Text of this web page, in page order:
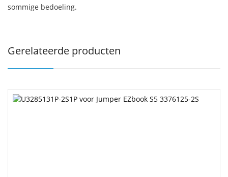
sommige bedoeling.
Gerelateerde producten